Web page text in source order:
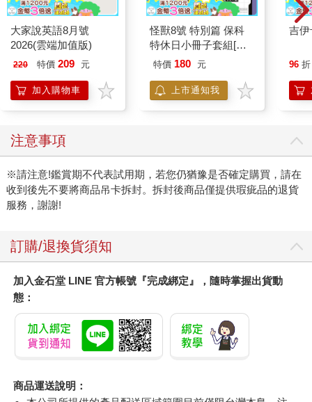
大家說英語8月號
2026(雲端加值版)
220 特價 209 元
加入購物車
怪獸8號 特別篇 保科
特休日小冊子套組[限
加購]
特價 180 元
上市通知我
吉
96 折
注意事項
※請注意!鑑賞期不代表試用期，若您仍猶豫是否確定購買，請在
收到後先不要將商品吊卡拆封。拆封後商品僅提供瑕疵品的退貨
服務，謝謝!
訂購/退換貨須知
加入金石堂 LINE 官方帳號『完成綁定』，隨時掌握出貨動
態：
商品運送說明：